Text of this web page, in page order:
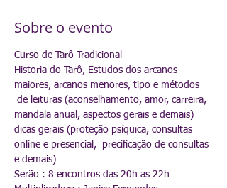
Sobre o evento
Curso de Tarô Tradicional
Historia do Tarô, Estudos dos arcanos
maiores, arcanos menores, tipo e métodos
de leituras (aconselhamento, amor, carreira,
mandala anual, aspectos gerais e demais)
dicas gerais (proteção psíquica, consultas
online e presencial,  precificação de consultas
e demais)
Serão : 8 encontros das 20h as 22h